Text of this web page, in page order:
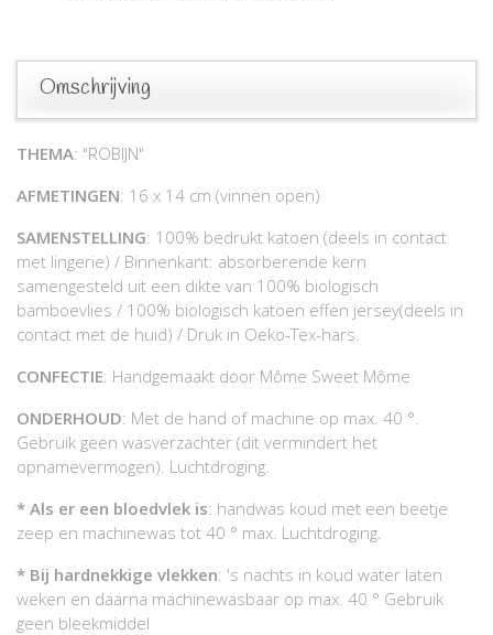
Omschrijving
THEMA: "ROBIJN"
AFMETINGEN: 16 x 14 cm (vinnen open)
SAMENSTELLING: 100% bedrukt katoen (deels in contact
met lingerie) / Binnenkant: absorberende kern
samengesteld uit een dikte van 100% biologisch
bamboevlies / 100% biologisch katoen effen jersey(deels in
contact met de huid) / Druk in Oeko-Tex-hars.
CONFECTIE: Handgemaakt door Môme Sweet Môme
ONDERHOUD: Met de hand of machine op max. 40 °.
Gebruik geen wasverzachter (dit vermindert het
opnamevermogen). Luchtdroging.
* Als er een bloedvlek is: handwas koud met een beetje
zeep en machinewas tot 40 ° max. Luchtdroging.
* Bij hardnekkige vlekken: 's nachts in koud water laten
weken en daarna machinewasbaar op max. 40 ° Gebruik
geen bleekmiddel